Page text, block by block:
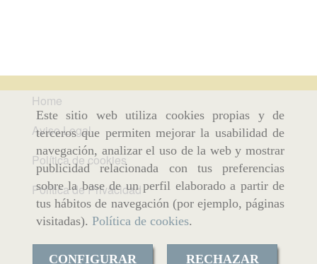
Este sitio web utiliza cookies propias y de
terceros que permiten mejorar la usabilidad de
navegación, analizar el uso de la web y mostrar
publicidad relacionada con tus preferencias
sobre la base de un perfil elaborado a partir de
tus hábitos de navegación (por ejemplo, páginas
visitadas). Política de cookies.
CONFIGURAR RECHAZAR
Home
Aviso Legal
Política de cookies
Política de Privacidad